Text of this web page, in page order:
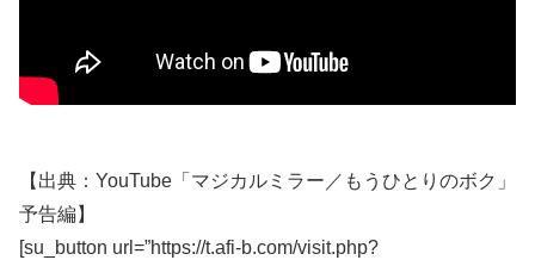
【出典：YouTube「マジカルミラー／もうひとりのボク」
予告編】
[su_button url=”https://t.afi-b.com/visit.php?